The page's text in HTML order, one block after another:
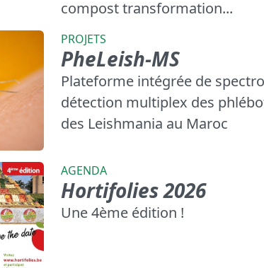
compost transformation...
PROJETS
PheLeish-MS
Plateforme intégrée de
détection multiplex des
des Leishmania au Maroc
AGENDA
Hortifolies 2026
Une 4ème édition !